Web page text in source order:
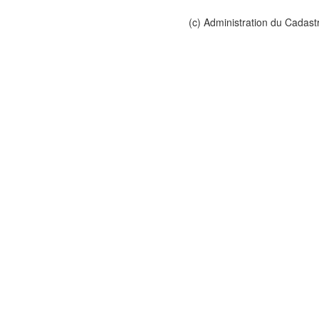
(c) Administration du